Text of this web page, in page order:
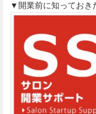
▼開業前に知っておき